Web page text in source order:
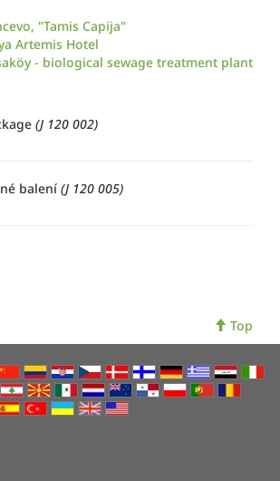
"Tamis Capija"
Artemis Hotel
- biological sewage treatment plant
(J 120 002)
balení (J 120 005)
Top